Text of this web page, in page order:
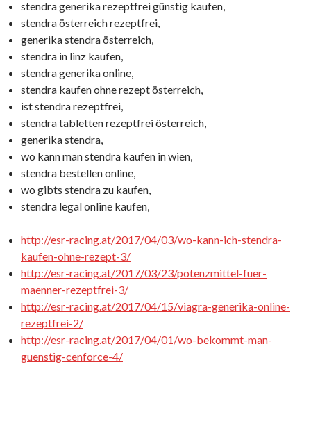
stendra generika rezeptfrei günstig kaufen,
stendra österreich rezeptfrei,
generika stendra österreich,
stendra in linz kaufen,
stendra generika online,
stendra kaufen ohne rezept österreich,
ist stendra rezeptfrei,
stendra tabletten rezeptfrei österreich,
generika stendra,
wo kann man stendra kaufen in wien,
stendra bestellen online,
wo gibts stendra zu kaufen,
stendra legal online kaufen,
http://esr-racing.at/2017/04/03/wo-kann-ich-stendra-
kaufen-ohne-rezept-3/
http://esr-racing.at/2017/03/23/potenzmittel-fuer-
maenner-rezeptfrei-3/
http://esr-racing.at/2017/04/15/viagra-generika-online-
rezeptfrei-2/
http://esr-racing.at/2017/04/01/wo-bekommt-man-
guenstig-cenforce-4/